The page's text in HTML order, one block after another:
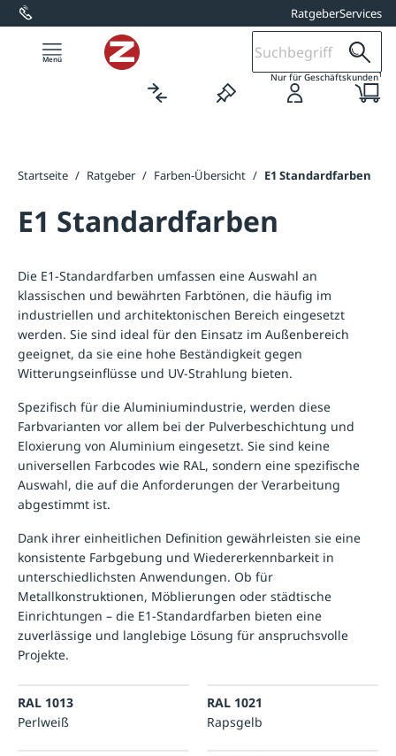
springen RatgeberServices
Nur für Geschäftskunden1
Startseite / Ratgeber / Farben-Übersicht / E1 Standardfarben
E1 Standardfarben
Die E1-Standardfarben umfassen eine Auswahl an
klassischen und bewährten Farbtönen, die häufig im
industriellen und architektonischen Bereich eingesetzt
werden. Sie sind ideal für den Einsatz im Außenbereich
geeignet, da sie eine hohe Beständigkeit gegen
Witterungseinflüsse und UV-Strahlung bieten.
Spezifisch für die Aluminiumindustrie, werden diese
Farbvarianten vor allem bei der Pulverbeschichtung und
Eloxierung von Aluminium eingesetzt. Sie sind keine
universellen Farbcodes wie RAL, sondern eine spezifische
Auswahl, die auf die Anforderungen der Verarbeitung
abgestimmt ist.
Dank ihrer einheitlichen Definition gewährleisten sie eine
konsistente Farbgebung und Wiedererkennbarkeit in
unterschiedlichsten Anwendungen. Ob für
Metallkonstruktionen, Möblierungen oder städtische
Einrichtungen – die E1-Standardfarben bieten eine
zuverlässige und langlebige Lösung für anspruchsvolle
Projekte.
RAL 1013
Perlweiß
RAL 1021
Rapsgelb